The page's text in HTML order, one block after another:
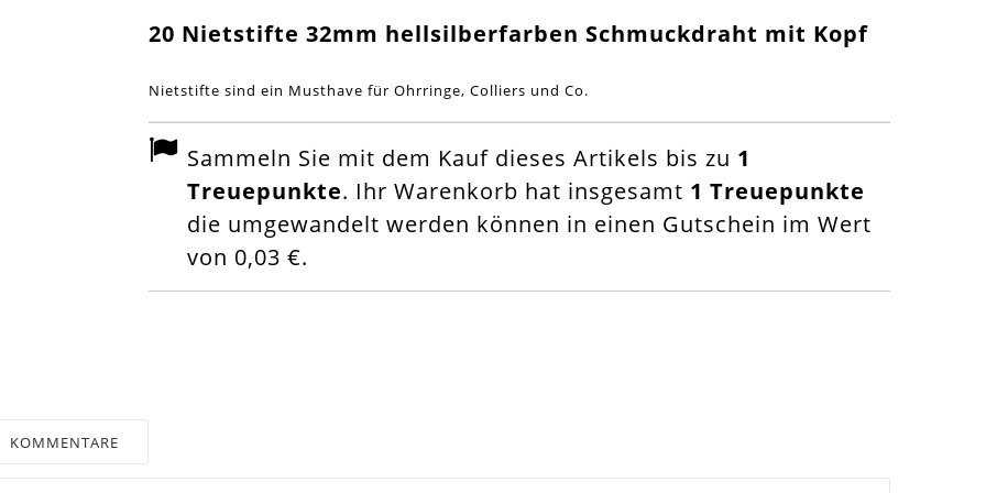
20 Nietstifte 32mm hellsilberfarben Schmuckdraht mit Kopf
Nietstifte sind ein Musthave für Ohrringe, Colliers und Co.
Sammeln Sie mit dem Kauf dieses Artikels bis zu 1
Treuepunkte. Ihr Warenkorb hat insgesamt 1 Treuepunkte
die umgewandelt werden können in einen Gutschein im Wert
von 0,03 €.
KOMMENTARE